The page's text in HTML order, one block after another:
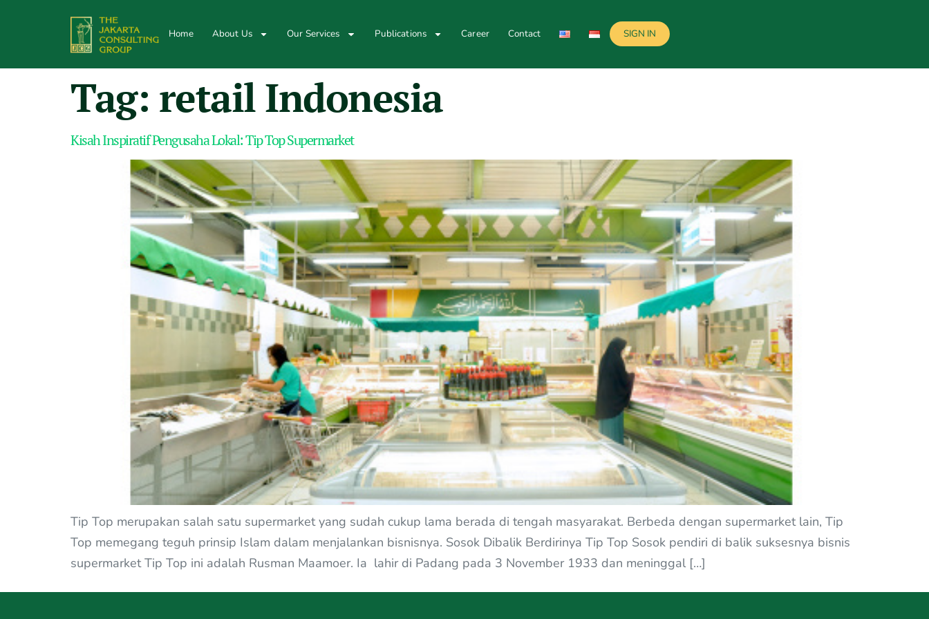
Home About Us Our Services Publications Career Contact SIGN IN
Tag: retail Indonesia
Kisah Inspiratif Pengusaha Lokal: Tip Top Supermarket
Tip Top merupakan salah satu supermarket yang sudah cukup lama berada di tengah masyarakat. Berbeda dengan supermarket lain, Tip
Top memegang teguh prinsip Islam dalam menjalankan bisnisnya. Sosok Dibalik Berdirinya Tip Top Sosok pendiri di balik suksesnya bisnis
supermarket Tip Top ini adalah Rusman Maamoer. Ia lahir di Padang pada 3 November 1933 dan meninggal […]